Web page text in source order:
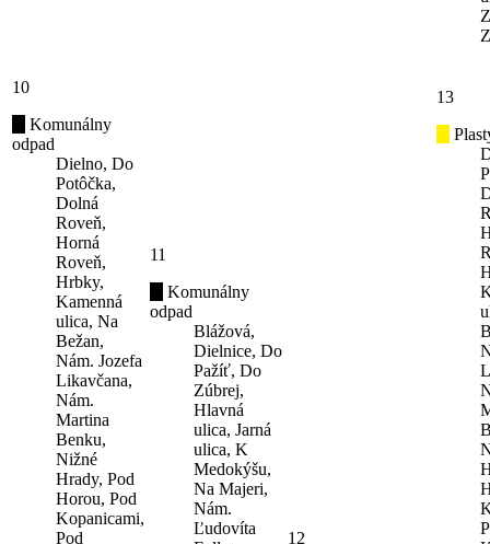
10
Komunálny
odpad
Dielno, Do
Potôčka,
Dolná
Roveň,
Horná
Roveň,
Hrbky,
Kamenná
ulica, Na
Bežan,
Nám. Jozefa
Likavčana,
Nám.
Martina
Benku,
Nižné
Hrady, Pod
Horou, Pod
Kopanicami,
Pod
11
Komunálny
odpad
Blážová,
Dielnice, Do
Pažíť, Do
Zúbrej,
Hlavná
ulica, Jarná
ulica, K
Medokýšu,
Na Majeri,
Nám.
Ľudovíta
12
13